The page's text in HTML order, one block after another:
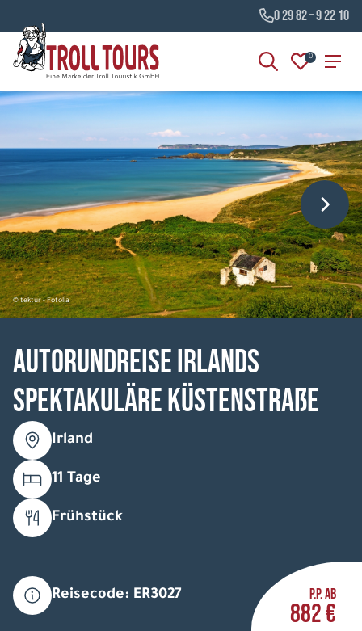
0 29 82 – 9 22 10
0
© tektur - Fotolia
Autorundreise Irlands
spektakuläre Küstenstraße
Irland
11 Tage
Frühstück
Reisecode: ER3027 P.P. AB
882 €